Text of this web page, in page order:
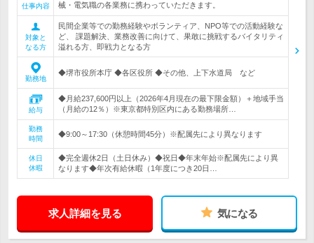
仕事内容
械・電気職の各業務に携わっていただきます。
対象と
なる方
民間企業等での勤務経験やボランティア、NPO等での活動経験な
ど、 課題解決、業務改善に向けて、果敢に挑戦するバイタリティ
溢れる方、即戦力となる方
勤務地
◆堺市役所本庁 ◆各区役所 ◆その他、上下水道局 など
給与
◆月給237,600円以上（2026年4月現在の最下限金額）＋地域手当
（月給の12％）※東京都特別区内にある勤務場所…
勤務
時間
◆9:00～17:30（休憩時間45分）※配属先により異なります
休日
休暇
◆完全週休2日（土日休み）◆祝日◆年末年始※配属先により異
なります◆年次有給休暇（1年度につき20日…
求人詳細を見る 気になる